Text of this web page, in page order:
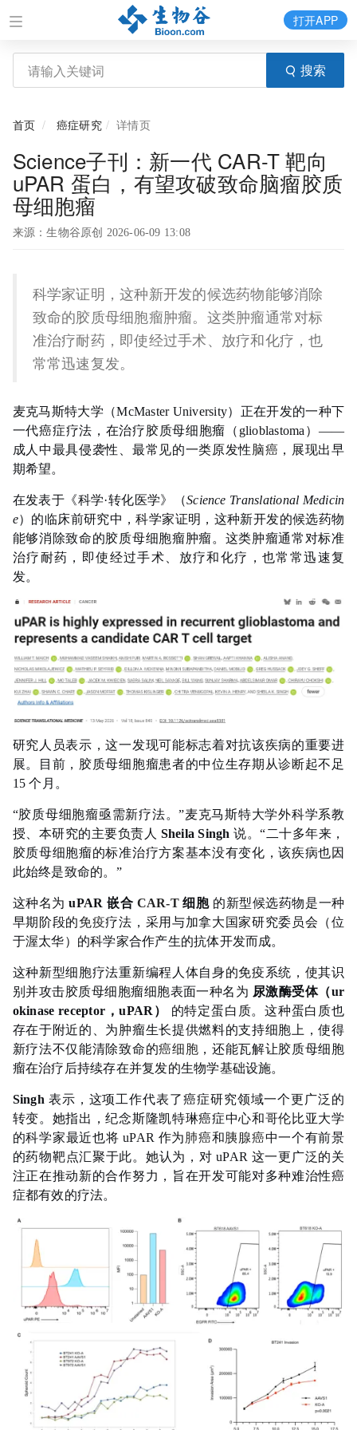
搜索
打开APP
首页 癌症研究 详情页
Science子刊：新一代 CAR-T 靶向
uPAR 蛋白，有望攻破致命脑瘤胶质
母细胞瘤
来源：生物谷原创 2026-06-09 13:08
科学家证明，这种新开发的候选药物能够消除
致命的胶质母细胞瘤肿瘤。这类肿瘤通常对标
准治疗耐药，即使经过手术、放疗和化疗，也
常常迅速复发。
麦克马斯特大学（McMaster University）正在开发的一种下
一代癌症疗法，在治疗胶质母细胞瘤（glioblastoma）——
成人中最具侵袭性、最常见的一类原发性脑癌 ，展现出早
期希望。
在发表于《科学·转化医学》（Science Translational Medicin
e）的临床前研究中，科学家证明，这种新开发的候选药物
能够消除致命的胶质母细胞瘤肿瘤。这类肿瘤通常对标准
治疗耐药，即使经过手术、放疗和化疗，也常常迅速复
发。
研究人员表示，这一发现可能标志着对抗该疾病的重要进
展。目前，胶质母细胞瘤患者的中位生存期从诊断起不足
15 个月。
“胶质母细胞瘤亟需新疗法。”麦克马斯特大学外科学系教
授、本研究的主要负责人 Sheila Singh 说。“二十多年来，
胶质母细胞瘤的标准治疗方案基本没有变化，该疾病也因
此始终是致命的。”
这种名为uPAR 嵌合 CAR-T细胞的新型候选药物是一种
早期阶段的免疫疗法，采用与加拿大国家研究委员会（位
于渥太华）的科学家合作产生的抗体开发而成。
这种新型细胞疗法重新编程人体自身的免疫系统，使其识
别并攻击胶质母细胞瘤细胞表面一种名为 尿激酶受体（ur
okinase receptor，uPAR）
的特定蛋白质。这种蛋白质也
存在于附近的、为肿瘤生长提供燃料的支持细胞上，使得
新疗法不仅能清除致命的癌细胞 ，还能瓦解让胶质母细胞
瘤在治疗后持续存在并复发的生物学基础设施。
Singh 表示，这项工作代表了癌症研究领域一个更广泛的
转变。她指出，纪念斯隆凯特琳癌症中心和哥伦比亚大学
的科学家最近也将 uPAR 作为肺癌和胰腺癌中一个有前景
的药物靶点汇聚于此。她认为，对 uPAR 这一更广泛的关
注正在推动新的合作努力，旨在开发可能对多种难治性癌
症都有效的疗法。